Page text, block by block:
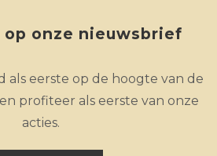
onze nieuwsbrief
als eerste op de hoogte van de
profiteer als eerste van onze
acties.